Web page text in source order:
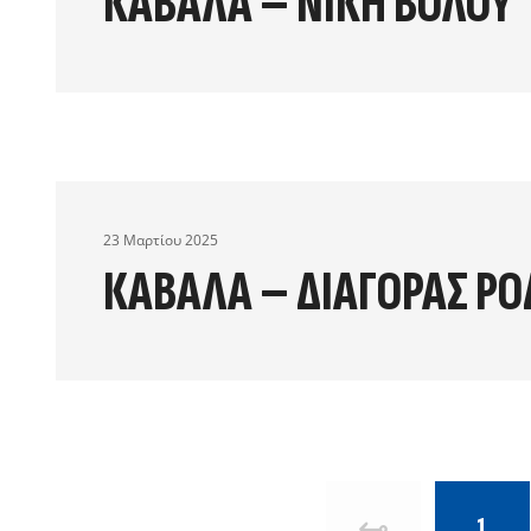
23 Μαρτίου 2025
ΚΑΒΑΛΑ – ΔΙΑΓΟΡΑΣ